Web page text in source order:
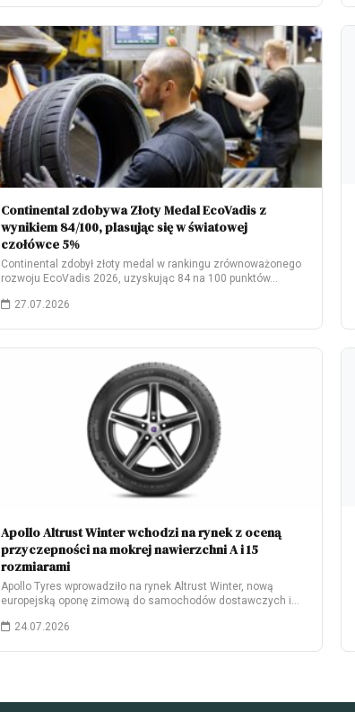
Continental zdobywa Złoty Medal EcoVadis z
wynikiem 84/100, plasując się w światowej
czołówce 5%
Continental zdobył złoty medal w rankingu zrównoważonego
rozwoju EcoVadis 2026, uzyskując 84 na 100 punktów…
27.07.2026
Apollo Altrust Winter wchodzi na rynek z oceną
przyczepności na mokrej nawierzchni A i 15
rozmiarami
Apollo Tyres wprowadziło na rynek Altrust Winter, nową
europejską oponę zimową do samochodów dostawczych i…
24.07.2026